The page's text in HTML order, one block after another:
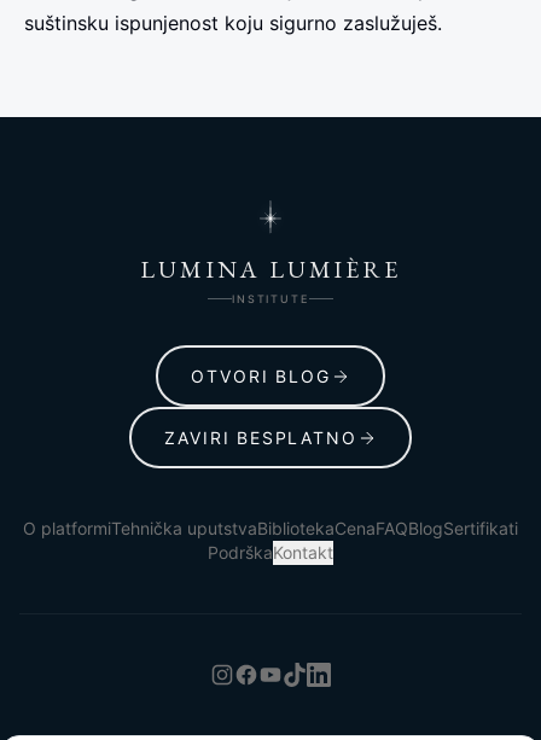
suštinsku ispunjenost koju sigurno zaslužuješ.
LUMINA LUMIÈRE
INSTITUTE
OTVORI BLOG
ZAVIRI BESPLATNO
O platformiTehnička uputstvaBibliotekaCenaFAQBlogSertifikati
PodrškaKontakt